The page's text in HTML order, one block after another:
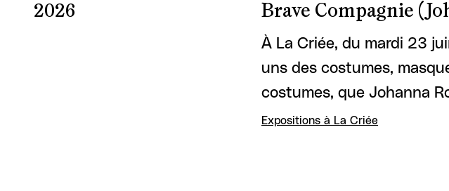
Brave Compagnie
2026
À La Criée, du mardi 23
uns des costumes,
costumes, que Johanna
Expositions à La Criée